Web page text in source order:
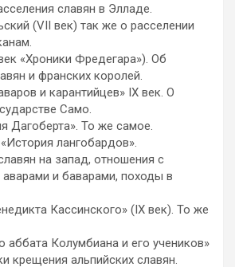
славян в Элладе.
(VII век) так же о расселении
«Хроники Фредегара»). Об
и франских королей.
и карантийцев» IХ век. О
Само.
Дагоберта». То же самое.
лангобардов».
на запад, отношения с
и баварами, походы в
Кассинского» (IХ век). То же
аббата Колумбиана и его учеников»
крещения альпийских славян.